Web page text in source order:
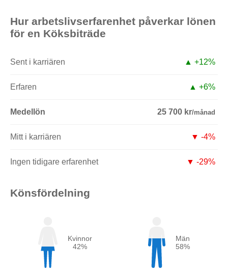
Hur arbetslivserfarenhet påverkar lönen
för en Köksbiträde
Sent i karriären ▲ +12%
Erfaren ▲ +6%
Medellön 25 700 kr/månad
Mitt i karriären ▼ -4%
Ingen tidigare erfarenhet ▼ -29%
Könsfördelning
Kvinnor
42%
Män
58%